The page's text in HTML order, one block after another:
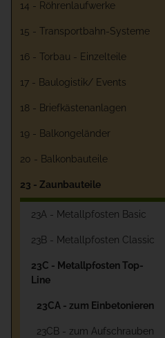
14 - Röhrenlaufwerke
15 - Transportbahn-Systeme
16 - Torbau - Einzelteile
17 - Baulogistik/ Events
18 - Briefkästenanlagen
19 - Balkongeländer
20 - Balkonbauteile
23 - Zaunbauteile
23A - Metallpfosten Basic
23B - Metallpfosten Classic
23C - Metallpfosten Top-
Line
23CA - zum Einbetonieren
23CB - zum Aufschrauben